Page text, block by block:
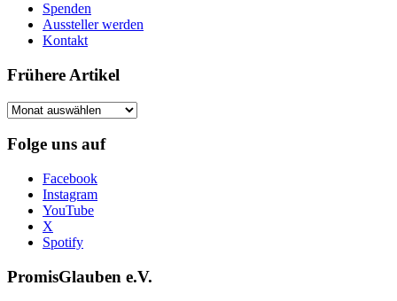
Spenden
Aussteller werden
Kontakt
Frühere Artikel
Frühere
Folge uns auf
Facebook
Instagram
YouTube
X
Spotify
PromisGlauben e.V.